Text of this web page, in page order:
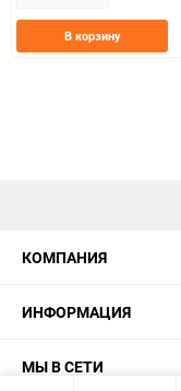
В корзину
КОМПАНИЯ
ИНФОРМАЦИЯ
МЫ В СЕТИ